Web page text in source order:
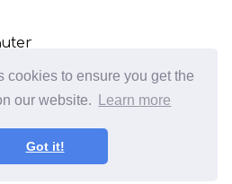
cookies to ensure you get the
our website.
Learn more
Got it!
nützliche Artikel zum
Ihr Garten wird